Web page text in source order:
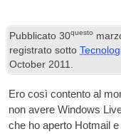
Pubblicato30questo
registrato sotto
October 2011
Ero così contento al
non avere Windows
che ho aperto Hotmail